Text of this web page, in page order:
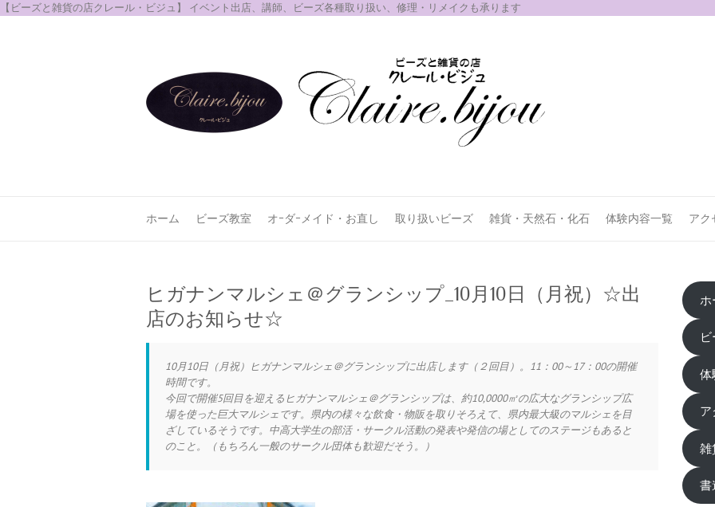
【ビーズと雑貨の店クレール・ビジュ】 イベント出店、講師、ビーズ各種取り扱い、修理・リメイクも承ります
ホーム ビーズ教室 オｰダｰメイド・お直し 取り扱いビーズ 雑貨・天然石・化石 体験内容一覧 アク
ヒガナンマルシェ＠グランシップ_10月10日（月祝）☆出
店のお知らせ☆
10月10日（月祝）ヒガナンマルシェ＠グランシップに出店します（２回目）。11：00～17：00の開催
時間です。
今回で開催5回目を迎えるヒガナンマルシェ＠グランシップは、約10,0000㎡の広大なグランシップ広
場を使った巨大マルシェです。県内の様々な飲食・物販を取りそろえて、県内最大級のマルシェを目
ざしているそうです。中高大学生の部活・サークル活動の発表や発信の場としてのステージもあると
のこと。（もちろん一般のサークル団体も歓迎だそう。）
ホ
体
雑
書